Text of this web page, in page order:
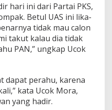
hari ini dari Partai PKS,
Betul UAS ini lika-
tidak mau calon
takut kalau dia tidak
PAN,” ungkap Ucok
dapat perahu, karena
kata Ucok Mora,
yang hadir.